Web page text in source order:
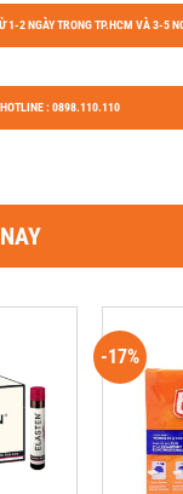
1-2 NGÀY TRONG TP.HCM VÀ 3-5
: 0898.110.110
-17%